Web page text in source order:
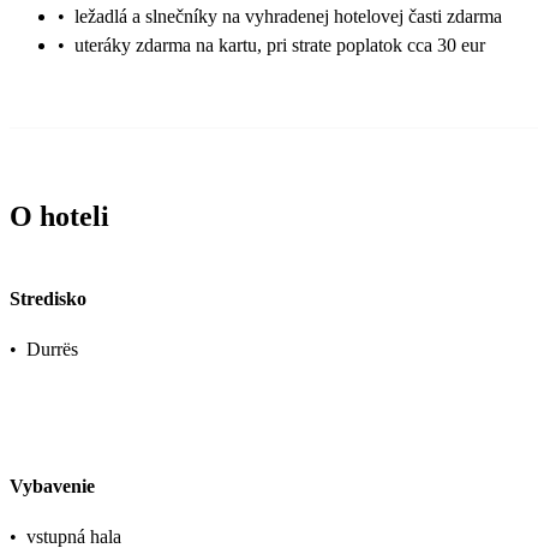
• ležadlá a slnečníky na vyhradenej hotelovej časti zdarma
• uteráky zdarma na kartu, pri strate poplatok cca 30 eur
O hoteli
Stredisko
• Durrës
Vybavenie
• vstupná hala